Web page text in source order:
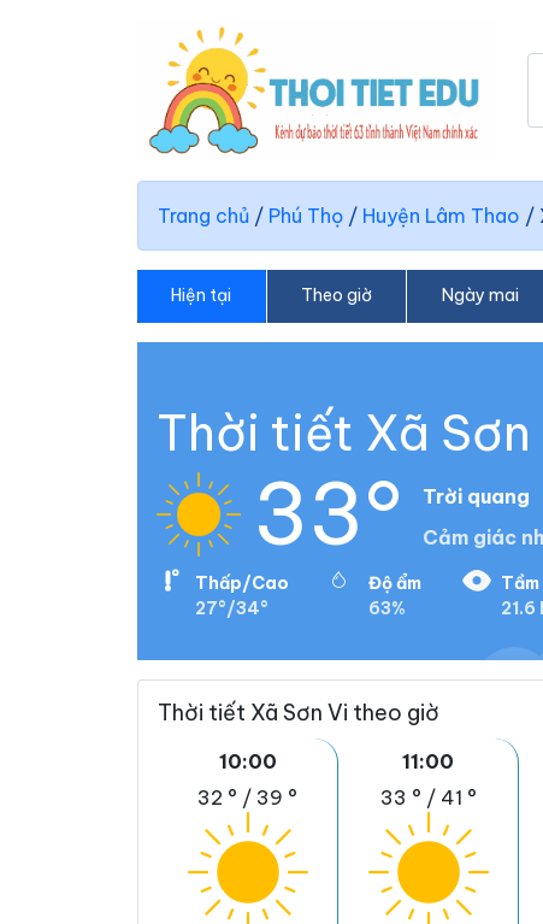
Trang chủ / Phú Thọ / Huyện Lâm Thao /
Hiện tại Theo giờ Ngày mai
Thời tiết Xã Sơn
33°
Trời quang
Cảm giác
Thấp/Cao
27°/34°
Độ ẩm
63%
21.6
Thời tiết Xã Sơn Vi theo giờ
10:00
32 ° / 39 °
11:00
33 ° / 41 °